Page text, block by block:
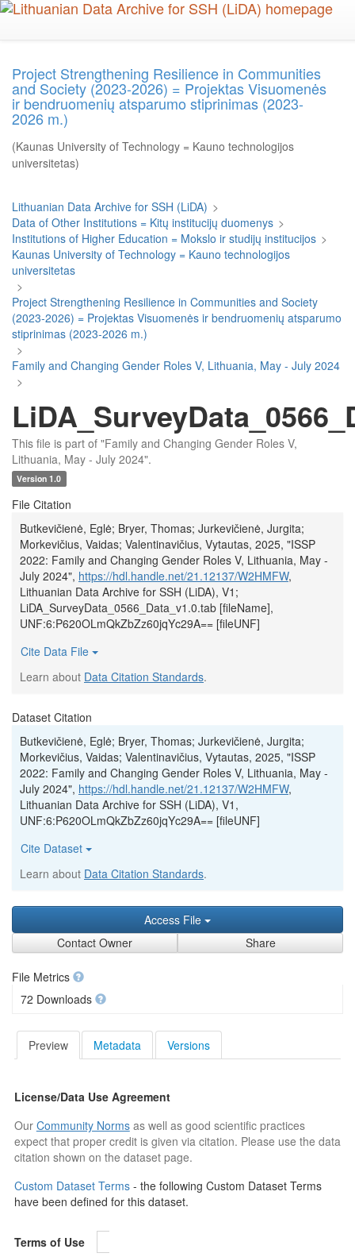
Skip
Project Strengthening Resilience in Communities
and Society (2023-2026) = Projektas Visuomenės
ir bendruomenių atsparumo stiprinimas (2023-
2026 m.)
(Kaunas University of Technology = Kauno technologijos
universitetas)
Lithuanian Data Archive for SSH (LiDA) >
Data of Other Institutions = Kitų institucijų duomenys >
Institutions of Higher Education = Mokslo ir studijų institucijos >
Kaunas University of Technology = Kauno technologijos
universitetas
>
Project Strengthening Resilience in Communities and Society
(2023-2026) = Projektas Visuomenės ir bendruomenių atsparumo
stiprinimas (2023-2026 m.)
>
Family and Changing Gender Roles V, Lithuania, May - July 2024
>
This file is part of "Family and Changing Gender Roles V,
Lithuania, May - July 2024".
Version 1.0
File Citation
Butkevičienė, Eglė; Bryer, Thomas; Jurkevičienė, Jurgita;
Morkevičius, Vaidas; Valentinavičius, Vytautas, 2025, "ISSP
2022: Family and Changing Gender Roles V, Lithuania, May -
July 2024", https://hdl.handle.net/21.12137/W2HMFW,
Lithuanian Data Archive for SSH (LiDA), V1;
LiDA_SurveyData_0566_Data_v1.0.tab [fileName],
UNF:6:P620OLmQkZbZz60jqYc29A== [fileUNF]
Cite Data File
Learn about Data Citation Standards.
Dataset Citation
Butkevičienė, Eglė; Bryer, Thomas; Jurkevičienė, Jurgita;
Morkevičius, Vaidas; Valentinavičius, Vytautas, 2025, "ISSP
2022: Family and Changing Gender Roles V, Lithuania, May -
July 2024", https://hdl.handle.net/21.12137/W2HMFW,
Lithuanian Data Archive for SSH (LiDA), V1,
UNF:6:P620OLmQkZbZz60jqYc29A== [fileUNF]
Cite Dataset
Learn about Data Citation Standards.
Access File
Contact Owner
Share
File Metrics
72 Downloads
Preview Metadata Versions
License/Data Use Agreement
Our Community Normsas well as good scientific practices
expect that proper credit is given via citation. Please use the data
citation shown on the dataset page.
Custom Dataset Terms - the following Custom Dataset Terms
have been defined for this dataset.
Terms of Use